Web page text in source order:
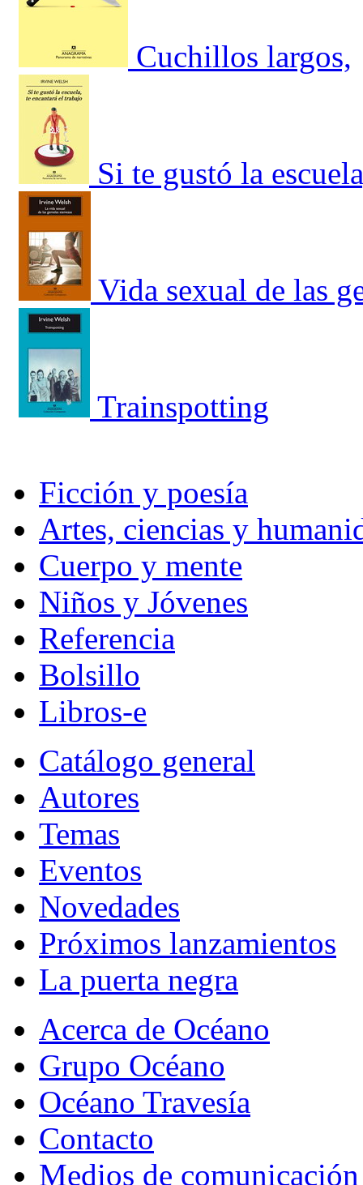
Cuchillos largos,
Si te gustó la
Vida sexual de las
Trainspotting
Ficción y poesía
Artes, ciencias y
Cuerpo y mente
Niños y Jóvenes
Referencia
Bolsillo
Libros-e
Catálogo general
Autores
Temas
Eventos
Novedades
Próximos lanzamientos
La puerta negra
Acerca de Océano
Grupo Océano
Océano Travesía
Contacto
Medios de comunicación